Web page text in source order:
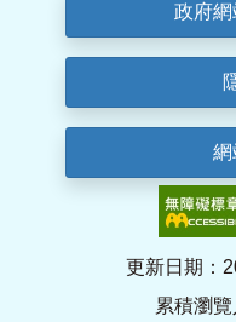
政府
網
更新日期：
累積瀏